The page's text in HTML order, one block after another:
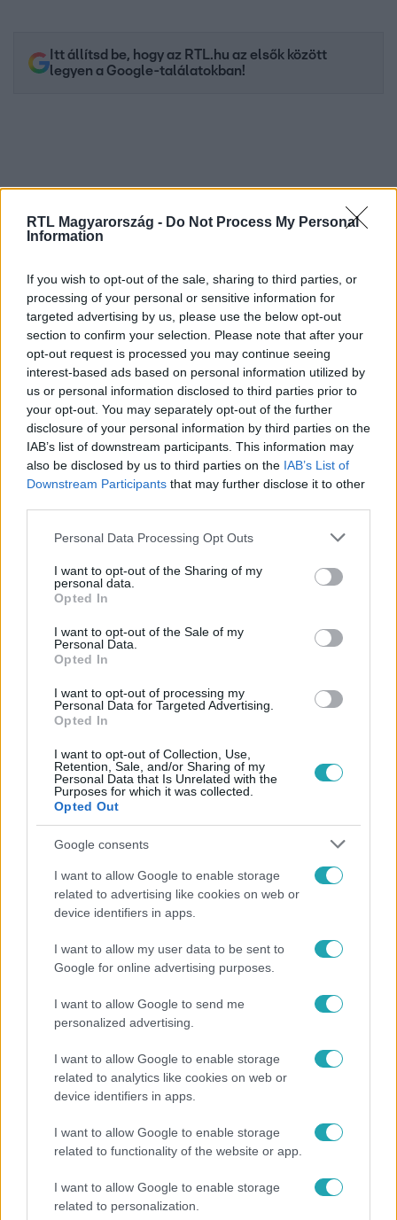
RTL Magyarország - Do Not Process My Personal
Information
If you wish to opt-out of the sale, sharing to third parties, or
processing of your personal or sensitive information for
targeted advertising by us, please use the below opt-out
section to confirm your selection. Please note that after your
opt-out request is processed you may continue seeing
interest-based ads based on personal information utilized by
us or personal information disclosed to third parties prior to
your opt-out. You may separately opt-out of the further
disclosure of your personal information by third parties on the
IAB’s list of downstream participants. This information may
also be disclosed by us to third parties on the IAB’s List of
Downstream Participants that may further disclose it to other
Please note that this website/app uses one or more Google
not limited to your visit or usage behaviour. You may click to
grant or deny consent to Google and its third-party tags to
use your data for below specified purposes in below Google
consent section.
Personal Data Processing Opt Outs
I want to opt-out of the Sharing of my
personal data.
Opted In
I want to opt-out of the Sale of my
Personal Data.
Opted In
I want to opt-out of processing my
Personal Data for Targeted Advertising.
Opted In
I want to opt-out of Collection, Use,
Retention, Sale, and/or Sharing of my
Personal Data that Is Unrelated with the
Purposes for which it was collected.
Opted Out
Google consents
I want to allow Google to enable storage
related to advertising like cookies on web or
device identifiers in apps.
I want to allow my user data to be sent to
Google for online advertising purposes.
I want to allow Google to send me
personalized advertising.
I want to allow Google to enable storage
related to analytics like cookies on web or
device identifiers in apps.
I want to allow Google to enable storage
related to functionality of the website or app.
I want to allow Google to enable storage
related to personalization.
Itt állítsd be, hogy az RTL.hu az elsők között
legyen a Google-találatokban!
Kövess minket, és értesülj a friss hírekről a
Facebookon is!
Követem
#VALÓVILÁG #VALÓVILÁG9 POWERED BY BIG BROTHER
Népszerű
Reggeli
„10 cm Duna-víz Paksnál az olyan, mint egy nyílt
lábszártörésre egy sebtapasz” – állnak a hajók